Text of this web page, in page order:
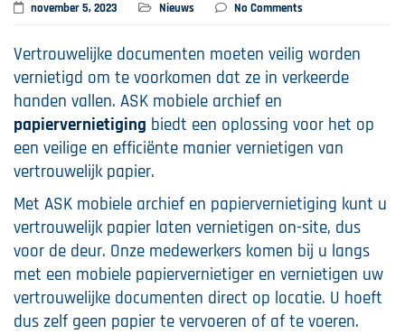
november 5, 2023 Nieuws No Comments
Vertrouwelijke documenten moeten veilig worden
vernietigd om te voorkomen dat ze in verkeerde
handen vallen. ASK mobiele archief en
papiervernietiging biedt een oplossing voor het op
een veilige en efficiënte manier vernietigen van
vertrouwelijk papier.
Met ASK mobiele archief en papiervernietiging kunt u
vertrouwelijk papier laten vernietigen on-site, dus
voor de deur. Onze medewerkers komen bij u langs
met een mobiele papiervernietiger en vernietigen uw
vertrouwelijke documenten direct op locatie. U hoeft
dus zelf geen papier te vervoeren of af te voeren.